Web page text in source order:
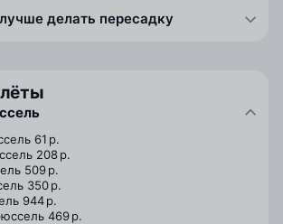
делать пересадку
61 р.
208 р.
509 р.
350 р.
944 р.
469 р.